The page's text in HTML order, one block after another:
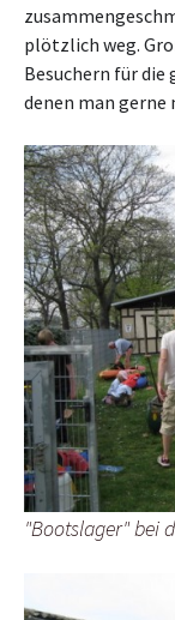
plötzlich weg.
Besuchern für die
denen man gerne
"Bootslager" bei